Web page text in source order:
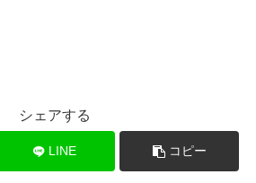
シェアする
LINE コピー